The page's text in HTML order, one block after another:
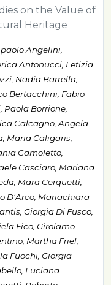
on the Value of
Heritage
Angelini,
Antonucci, Letizia
Nadia Barrella,
Bertacchini, Fabio
Paola Borrione,
Calcagno, Angela
Maria Caligaris,
Camoletto,
Casciaro, Mariana
Mara Cerquetti,
D’Arco, Mariachiara
Giorgia Di Fusco,
Fico, Girolamo
Martha Friel,
Fuochi, Giorgia
Luciana